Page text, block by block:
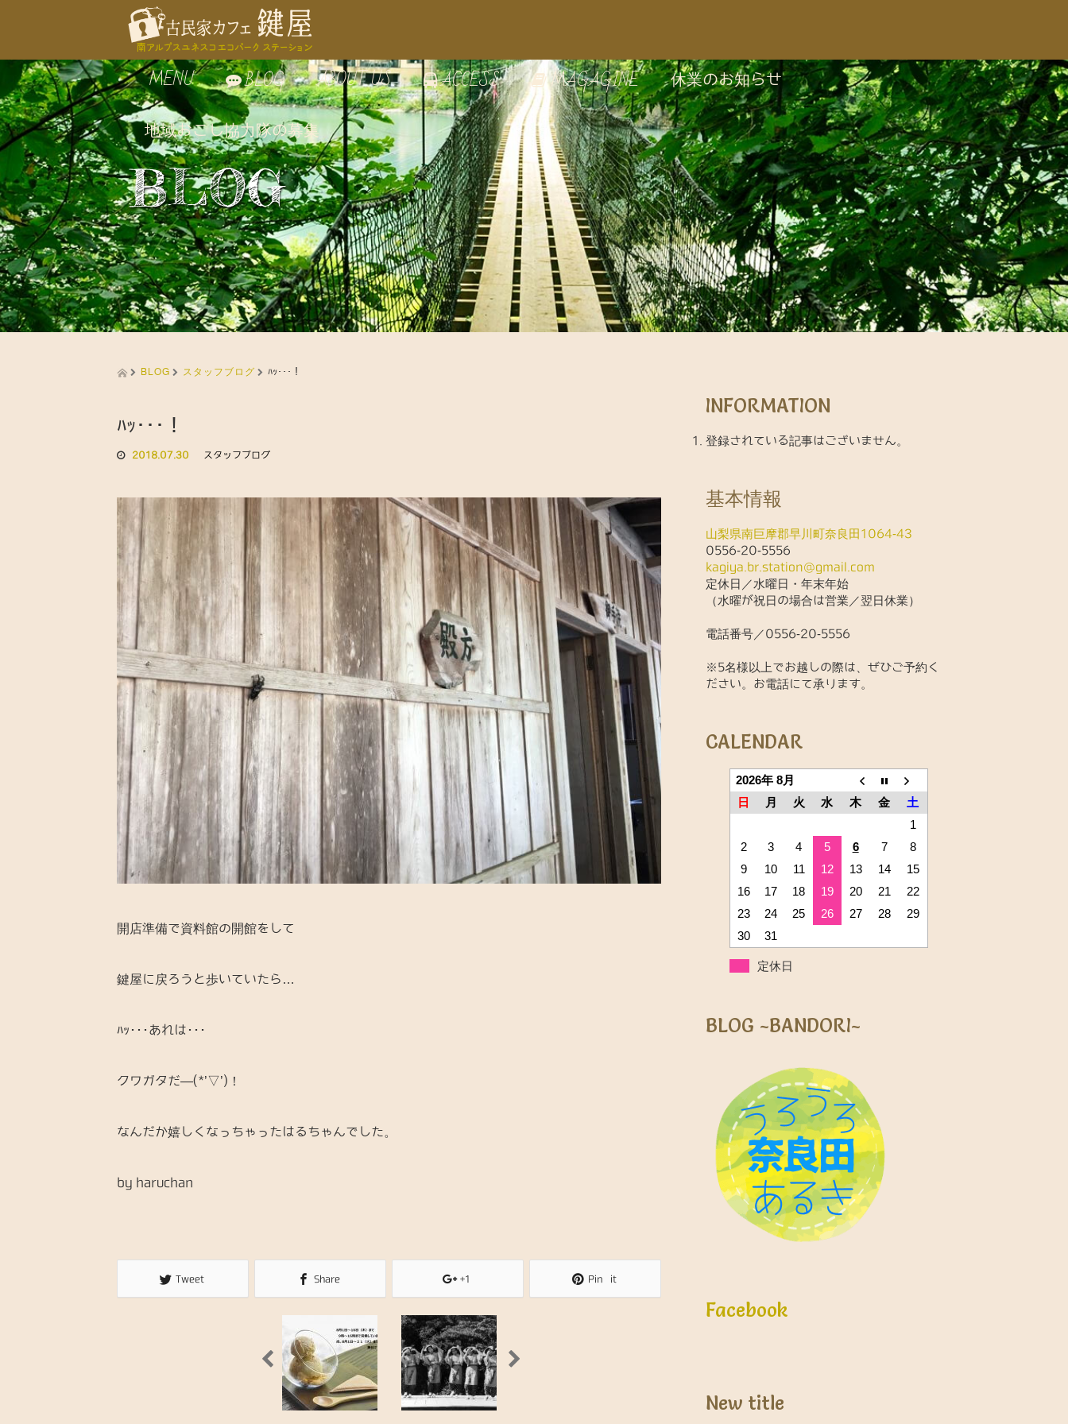
MENU
お食事
自家製スイーツ
お飲み物
BLOG ABOUT US
鍵屋の雰囲気
鍵屋のうつわ
古民家で絵付け体験
周辺の見どころ
ACCESS MAGAGINE
休業のお知らせ
地域おこし協力隊の募集
BLOG
BLOG スタッフブログ ﾊｯ･･･！
ﾊｯ･･･！
2018.07.30 スタッフブログ
開店準備で資料館の開館をして
鍵屋に戻ろうと歩いていたら…
ﾊｯ･･･あれは･･･
クワガタだ―(*’▽’)！
なんだか嬉しくなっちゃったはるちゃんでした。
by haruchan
Tweet Share +1 Pin it
INFORMATION
登録されている記事はございません。
基本情報
山梨県南巨摩郡早川町奈良田1064-43
0556-20-5556
kagiya.br.station@gmail.com
定休日／水曜日・年末年始
（水曜が祝日の場合は営業／翌日休業）
電話番号／0556-20-5556
※5名様以上でお越しの際は、ぜひご予約く
ださい。お電話にて承ります。
CALENDAR
2026年 8月
日
月 火 水 木 金
土
1
2
3 4 5 6 7
8
9
10 11 12 13 14
15
16
17 18 19 20 21
22
23
24 25 26 27 28
29
30
31
定休日
BLOG ~BANDORI~
Facebook
New title